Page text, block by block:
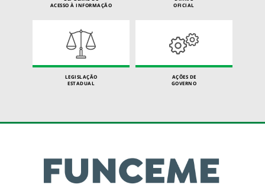
ACESSO À INFORMAÇÃO
OFICIAL
LEGISLAÇÃO
ESTADUAL
AÇÕES DE
GOVERNO